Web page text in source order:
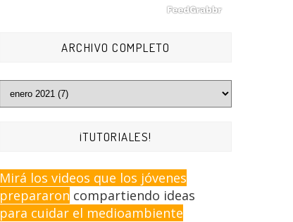
ARCHIVO COMPLETO
¡TUTORIALES!
Mirá los videos que los jóvenes
prepararon compartiendo ideas
para cuidar el medioambiente